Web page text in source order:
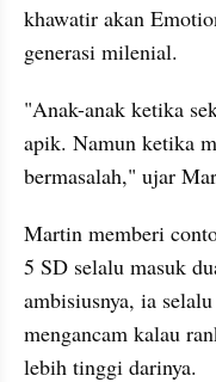
khawatir akan
generasi milenial.
"Anak-anak ketika
apik. Namun ketika
bermasalah," ujar
Martin memberi
5 SD selalu masuk
ambisiusnya, ia
mengancam kalau
lebih tinggi darinya.